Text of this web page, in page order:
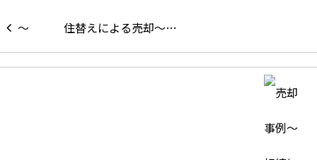
住替えによる売却～…